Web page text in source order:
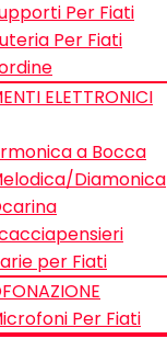
Per Fiati
Per Fiati
ELETTRONICI
a Bocca
Diamonica
per Fiati
Per Fiati